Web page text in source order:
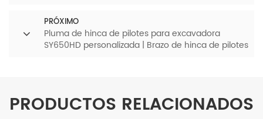
toneladas
PRÓXIMO
Pluma de hinca de pilotes para excavadora
SY650HD personalizada | Brazo de hinca de pilotes
PRODUCTOS RELACIONADOS